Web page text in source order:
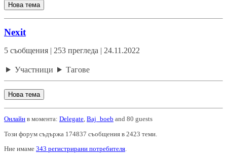
Нова тема
Nexit
5 съобщения | 253 прегледа | 24.11.2022
Участници Тагове
Нова тема
Онлайн в момента: Delegate, Baj_boeb and 80 guests
Този форум съдържа 174837 съобщения в 2423 теми.
Ние имаме 343 регистрирани потребителя